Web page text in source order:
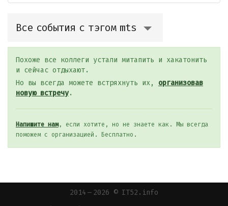
Все события с тэгом mts
Похоже все коллеги устали митапить и хакатонить
и сейчас отдыхают.
Но вы всегда можете встряхнуть их, организовав
новую встречу.
Напишите нам, если хотите, но не знаете как. Мы всегда
поможем с организацией. Бесплатно.
2014 — 2026 © IT52.info